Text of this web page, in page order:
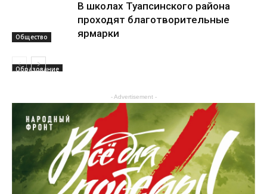
Общество
Образование
В школах Туапсинского района
проходят благотворительные
ярмарки
- Advertisement -